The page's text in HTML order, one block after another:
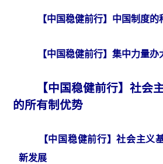
【中国稳健前行】中国制度的
【中国稳健前行】集中力量办
【中国稳健前行】社会主
的所有制优势
【中国稳健前行】社会主义基
新发展